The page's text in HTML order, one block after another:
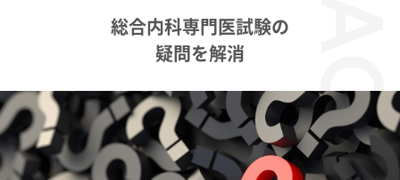
総合内科専門医試験の
疑問を解消